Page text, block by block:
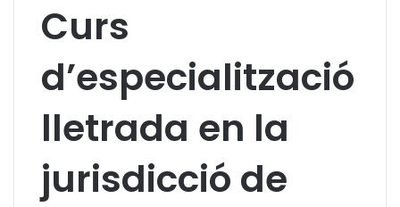
Curs
d’especialització
lletrada en la
jurisdicció de